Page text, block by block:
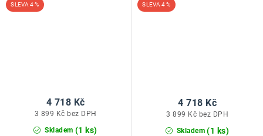
4 %
Skladem (1 ks)
3 899 Kč bez DPH
4 718 Kč
4 %
Skladem (1 ks)
3 899 Kč bez DPH
4 718 Kč